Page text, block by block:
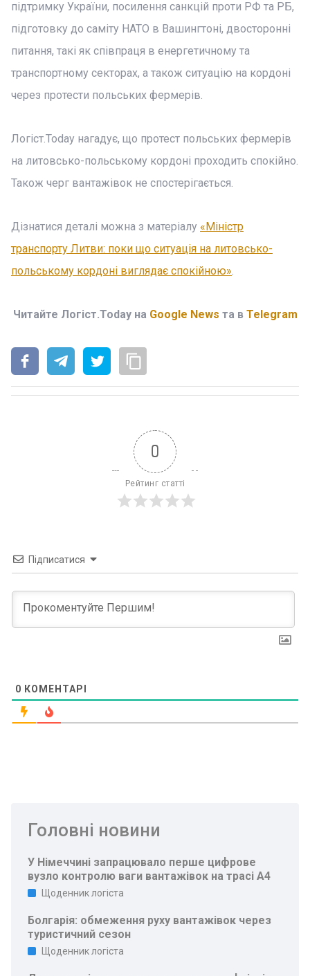
підтримку України, посилення санкцій проти РФ та РБ,
підготовку до саміту НАТО в Вашингтоні, двосторонні
питання, такі як співпраця в енергетичному та
транспортному секторах, а також ситуацію на кордоні
через протести польських фермерів.
Логіст.Today нагадує, що протест польських фермерів
на литовсько-польському кордоні проходить спокійно.
Також черг вантажівок не спостерігається.
Дізнатися деталі можна з матеріалу «Міністр
транспорту Литви: поки що ситуація на литовсько-
польському кордоні виглядає спокійною».
Читайте Логіст.Today на Google News та в Telegram
0
Рейтинг статті
Підписатися
0 КОМЕНТАРІ
Головні новини
У Німеччині запрацювало перше цифрове
вузло контролю ваги вантажівок на трасі A4
Щоденник логіста
Болгарія: обмеження руху вантажівок через
туристичний сезон
Щоденник логіста